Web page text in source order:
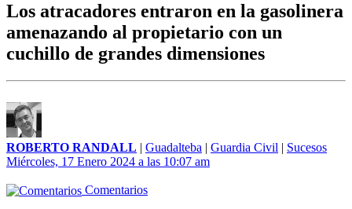
Los atracadores entraron en la gasolinera
amenazando al propietario con un
cuchillo de grandes dimensiones
ROBERTO RANDALL | Guadalteba | Guardia Civil | Sucesos
Miércoles, 17 Enero 2024 a las 10:07 am
Comentarios